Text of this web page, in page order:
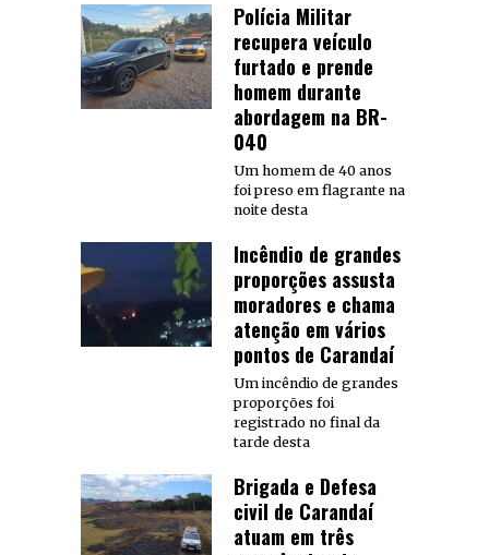
Polícia Militar
recupera veículo
furtado e prende
homem durante
abordagem na BR-
040
Um homem de 40 anos
foi preso em flagrante na
noite desta
Incêndio de grandes
proporções assusta
moradores e chama
atenção em vários
pontos de Carandaí
Um incêndio de grandes
proporções foi
registrado no final da
tarde desta
Brigada e Defesa
civil de Carandaí
atuam em três